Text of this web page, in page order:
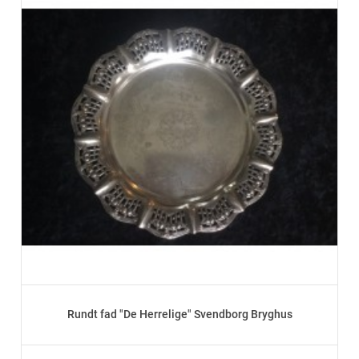
Rundt fad "De Herrelige" Svendborg Bryghus